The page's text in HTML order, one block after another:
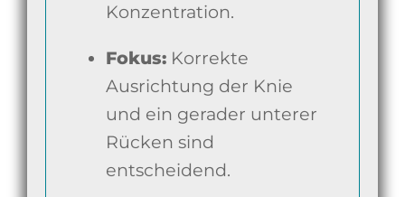
Konzentration.
Fokus:Korrekte
Ausrichtung der Knie
und ein gerader unterer
Rücken sind
entscheidend.